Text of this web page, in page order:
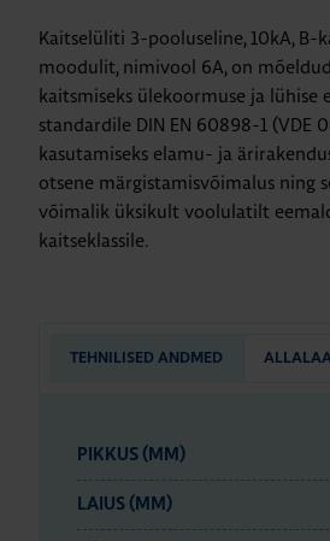
Kaitselüliti 3-pooluseline, 10kA, B-
moodulit, nimivool 6A, on
kaitsmiseks ülekoormuse ja lühise
standardile DIN EN 60898-1 (VDE
kasutamiseks elamu- ja
otsene märgistamisvõimalus ning
võimalik üksikult voolulatilt
kaitseklassile.
TEHNILISED ANDMED
PIKKUS (MM)
LAIUS (MM)